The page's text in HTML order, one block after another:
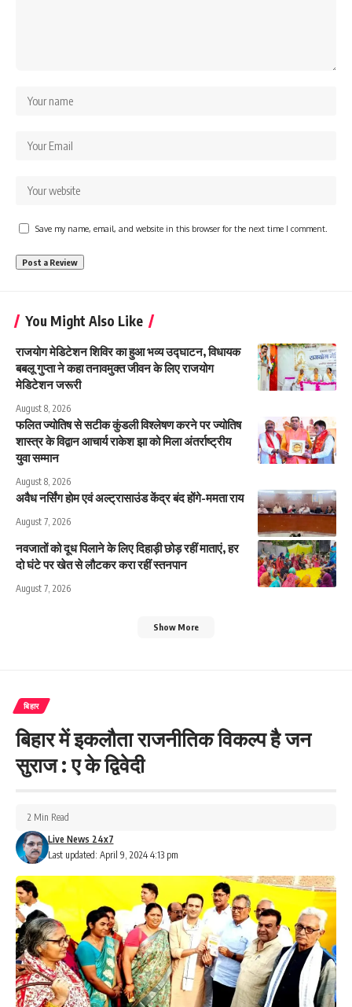
Save my name, email, and website in this browser for the next time I comment.
You Might Also Like
राजयोग मेडिटेशन शिविर का हुआ भव्य उद्घाटन, विधायक
बबलू गुप्ता ने कहा तनावमुक्त जीवन के लिए राजयोग
मेडिटेशन जरूरी
August 8, 2026
फलित ज्योतिष से सटीक कुंडली विश्लेषण करने पर ज्योतिष
शास्त्र के विद्वान आचार्य राकेश झा को मिला अंतर्राष्ट्रीय
युवा सम्मान
August 8, 2026
अवैध नर्सिंग होम एवं अल्ट्रासाउंड केंद्र बंद होंगे-ममता राय
August 7, 2026
नवजातों को दूध पिलाने के लिए दिहाड़ी छोड़ रहीं माताएं, हर
दो घंटे पर खेत से लौटकर करा रहीं स्तनपान
August 7, 2026
Show More
बिहार
बिहार में इकलौता राजनीतिक विकल्प है जन
सुराज : ए के द्विवेदी
Last updated: April 9, 2024 4:13 pm
Live News 24x7
2 Min Read